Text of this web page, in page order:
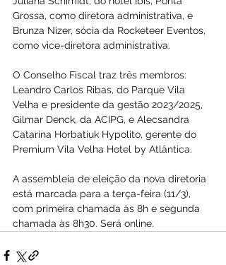
Grossa, como diretora administrativa, e
Brunza Nizer, sócia da Rocketeer Eventos,
como vice-diretora administrativa.
O Conselho Fiscal traz três membros:
Leandro Carlos Ribas, do Parque Vila
Velha e presidente da gestão 2023/2025,
Gilmar Denck, da ACIPG, e Alecsandra
Catarina Horbatiuk Hypolito, gerente do
Premium Vila Velha Hotel by Atlântica.
A assembleia de eleição da nova diretoria
está marcada para a terça-feira (11/3),
com primeira chamada às 8h e segunda
chamada às 8h30. Será online.